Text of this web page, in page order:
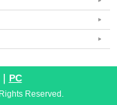
PC
Reserved.